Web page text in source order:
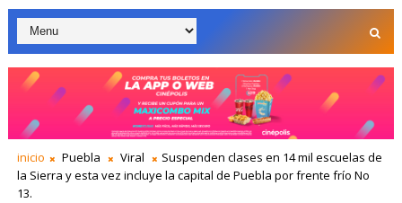
inicio Puebla Viral
Suspenden clases en 14 mil escuelas de
la Sierra y esta vez incluye la capital de Puebla por frente frío No
13.